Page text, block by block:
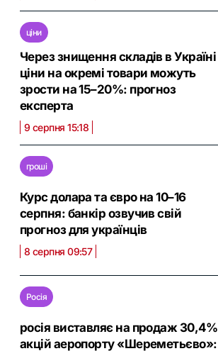
ціни
Через знищення складів в Україні
ціни на окремі товари можуть
зрости на 15–20%: прогноз
експерта
9 серпня 15:18
гроші
Курс долара та євро на 10–16
серпня: банкір озвучив свій
прогноз для українців
8 серпня 09:57
Росія
росія виставляє на продаж 30,4%
акцій аеропорту «Шереметьєво»: